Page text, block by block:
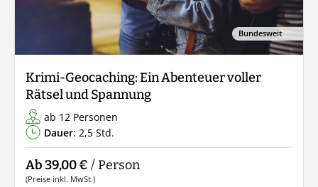
Bundesweit
Krimi-Geocaching: Ein Abenteuer voller
Rätsel und Spannung
ab 12 Personen
Dauer: 2,5 Std.
Ab 39,00 € / Person
(Preise inkl. MwSt.)